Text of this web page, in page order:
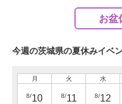
お盆
今週の茨城県の夏休みイベ
月
8/10
火
8/11
水
8/12